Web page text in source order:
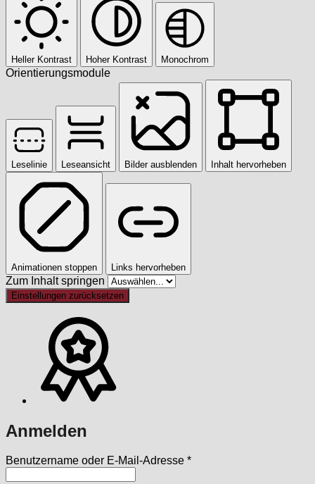
Heller Kontrast Hoher Kontrast Monochrom
Orientierungsmodule
Leselinie Leseansicht Bilder ausblenden Inhalt hervorheben
Animationen stoppen Links hervorheben
Zum Inhalt springen
Einstellungen zurücksetzen
Anmelden
Benutzername oder E-Mail-Adresse *Erforderlich